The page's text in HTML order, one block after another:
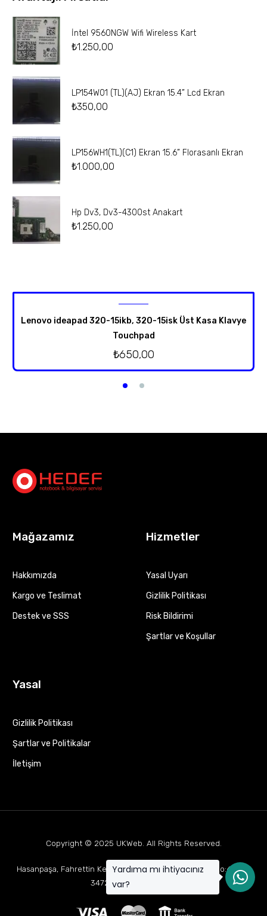
İntel 9560NGW Wifi Wireless Kart
₺1.250,00
LP154W01 (TL)(AJ) Ekran 15.4” Lcd Ekran
₺350,00
LP156WH1(TL)(C1) Ekran 15.6” Florasanlı Ekran
₺1.000,00
Hp Dv3, Dv3-4300st Anakart
₺1.250,00
Lenovo ideapad 320-15ikb, 320-15isk Üst Kasa Klavye
Touchpad
₺650,00
Mağazamız
Hakkımızda
Kargo ve Teslimat
Destek ve SSS
Hizmetler
Yasal Uyarı
Gizlilik Politikası
Risk Bildirimi
Şartlar ve Koşullar
Yasal
Gizlilik Politikası
Şartlar ve Politikalar
İletişim
Copyright © 2025 UKWeb . All Rights Reserved.
Hasanpaşa, Fahrettin Kerim Gökay Cd Mukaddes Apt No:63 D:1,
34722 Kadıköy/İstanbul
Yardıma mı ihtiyacınız
var?